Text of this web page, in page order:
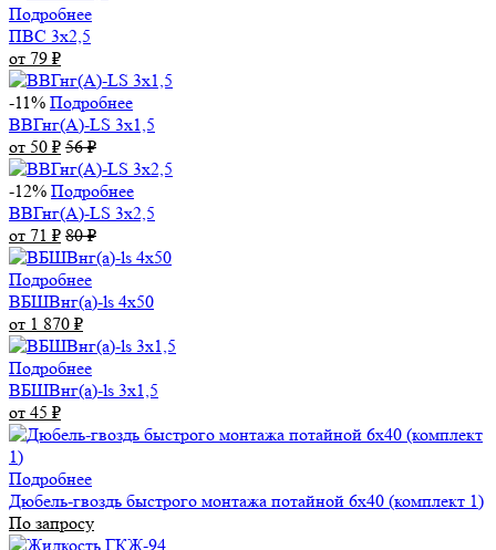
Подробнее
ПВС 3х2,5
от 79 ₽
-11% Подробнее
ВВГнг(А)-LS 3х1,5
от 50 ₽ 56₽
-12% Подробнее
ВВГнг(А)-LS 3х2,5
от 71 ₽ 80₽
Подробнее
ВБШВнг(а)-ls 4x50
от 1 870 ₽
Подробнее
ВБШВнг(а)-ls 3х1,5
от 45 ₽
Подробнее
Дюбель-гвоздь быстрого монтажа потайной 6х40 (комплект 1)
По запросу